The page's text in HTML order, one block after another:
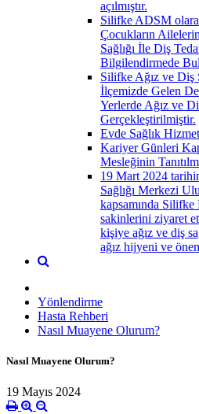
açılmıştır.
Silifke ADSM
Çocukların
Sağlığı İle Diş
Bilgilendirmede
Silifke Ağız ve Diş
İlçemizde Gelen
Yerlerde Ağız ve
Gerçekleştirilmiştir.
Evde Sağlık
Kariyer Günleri
Mesleğinin
19 Mart 2024
Sağlığı Merkezi
kapsamında
sakinlerini ziyaret
kişiye ağız ve diş
ağız hijyeni ve
Yönlendirme
Hasta Rehberi
Nasıl Muayene Olurum?
Nasıl Muayene Olurum?
19 Mayıs 2024